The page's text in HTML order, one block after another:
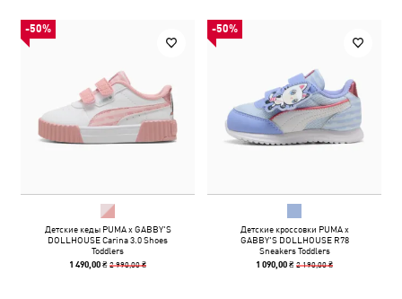
-50%
Детские кеды PUMA x GABBY'S
DOLLHOUSE Carina 3.0 Shoes
Toddlers
1 490,00 ₴2 990,00 ₴
-50%
Детские кроссовки PUMA x
GABBY'S DOLLHOUSE R78
Sneakers Toddlers
1 090,00 ₴2 190,00 ₴